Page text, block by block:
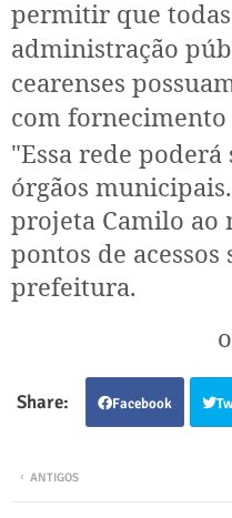
permitir que todas
administração
cearenses
com fornecimento
"Essa rede
órgãos
projeta Camilo ao
pontos de
prefeitura.
o
Facebook
ANTIGOS